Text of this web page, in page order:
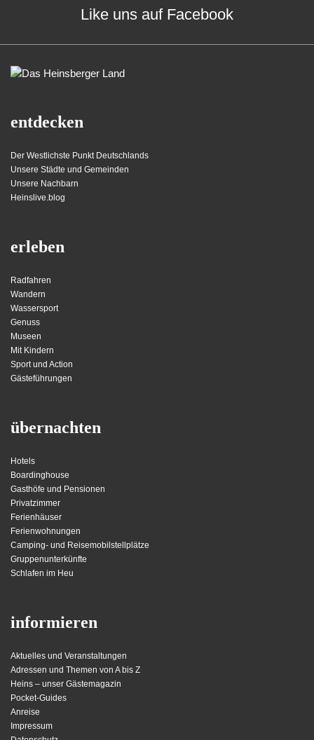
Like uns auf Facebook
entdecken
Der Westlichste Punkt Deutschlands
Unsere Städte und Gemeinden
Unsere Nachbarn
Heinslive.blog
erleben
Radfahren
Wandern
Wassersport
Genuss
Museen
Mit Kindern
Sport und Action
Gästeführungen
übernachten
Hotels
Boardinghouse
Gasthöfe und Pensionen
Privatzimmer
Ferienhäuser
Ferienwohnungen
Camping- und Reisemobilstellplätze
Gruppenunterkünfte
Schlafen im Heu
informieren
Aktuelles und Veranstaltungen
Adressen und Themen von A bis Z
Heins – unser Gästemagazin
Pocket-Guides
Anreise
Impressum